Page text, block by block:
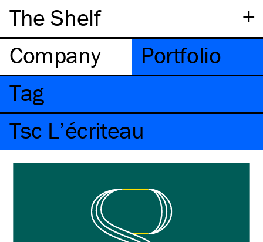
+
The Shelf
Company
Portfolio
Tag
Tsc L’écriteau